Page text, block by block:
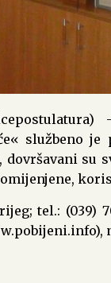
službeno
dovršavani
tel.: (039)